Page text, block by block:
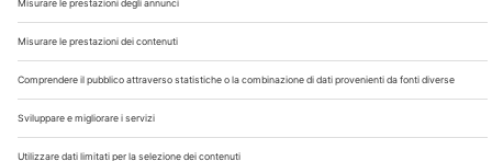
Chi Siamo
Contatti
Note Legali
Privacy